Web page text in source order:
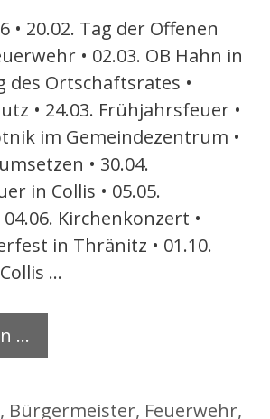
• 20.02. Tag der Offenen
• 02.03. OB Hahn in
des Ortschaftsrates •
• 24.03. Frühjahrsfeuer •
im Gemeindezentrum •
• 30.04.
in Collis • 05.05.
Kirchenkonzert •
in Thränitz • 01.10.
…
…
, Bürgermeister, Feuerwehr,